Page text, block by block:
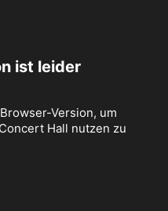
ist leider
Version, um
Hall nutzen zu